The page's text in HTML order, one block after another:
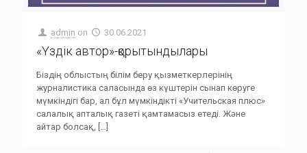
admin on 30.06.2021
«Үздік автор»-қорытындылары
Біздің облыстың білім беру қызметкерлерінің
журналистика саласында өз күштерін сынап көруге
мүмкіндігі бар, ал бұл мүмкіндікті «Учительская плюс»
салалық апталық газеті қамтамасыз етеді. Және
айтар болсақ, […]